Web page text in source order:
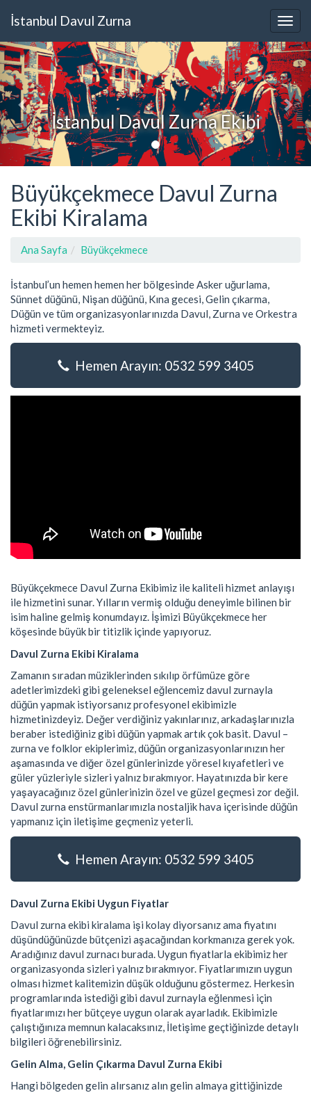
İstanbul Davul Zurna
İstanbul Davul Zurna Ekibi
Büyükçekmece Davul Zurna
Ekibi Kiralama
Ana Sayfa Büyükçekmece
İstanbul’un hemen hemen her bölgesinde Asker uğurlama,
Sünnet düğünü, Nişan düğünü, Kına gecesi, Gelin çıkarma,
Düğün ve tüm organizasyonlarınızda Davul, Zurna ve Orkestra
hizmeti vermekteyiz.
Hemen Arayın: 0532 599 3405
Büyükçekmece Davul Zurna Ekibimiz ile kaliteli hizmet anlayışı
ile hizmetini sunar. Yılların vermiş olduğu deneyimle bilinen bir
isim haline gelmiş konumdayız. İşimizi Büyükçekmece her
köşesinde büyük bir titizlik içinde yapıyoruz.
Davul Zurna Ekibi Kiralama
Zamanın sıradan müziklerinden sıkılıp örfümüze göre
adetlerimizdeki gibi geleneksel eğlencemiz davul zurnayla
düğün yapmak istiyorsanız profesyonel ekibimizle
hizmetinizdeyiz. Değer verdiğiniz yakınlarınız, arkadaşlarınızla
beraber istediğiniz gibi düğün yapmak artık çok basit. Davul –
zurna ve folklor ekiplerimiz, düğün organizasyonlarınızın her
aşamasında ve diğer özel günlerinizde yöresel kıyafetleri ve
güler yüzleriyle sizleri yalnız bırakmıyor. Hayatınızda bir kere
yaşayacağınız özel günlerinizin özel ve güzel geçmesi zor değil.
Davul zurna enstürmanlarımızla nostaljik hava içerisinde düğün
yapmanız için iletişime geçmeniz yeterli.
Hemen Arayın: 0532 599 3405
Davul Zurna Ekibi Uygun Fiyatlar
Davul zurna ekibi kiralama işi kolay diyorsanız ama fiyatını
düşündüğünüzde bütçenizi aşacağından korkmanıza gerek yok.
Aradığınız davul zurnacı burada. Uygun fiyatlarla ekibimiz her
organizasyonda sizleri yalnız bırakmıyor. Fiyatlarımızın uygun
olması hizmet kalitemizin düşük olduğunu göstermez. Herkesin
programlarında istediği gibi davul zurnayla eğlenmesi için
fiyatlarımızı her bütçeye uygun olarak ayarladık. Ekibimizle
çalıştığınıza memnun kalacaksınız, İletişime geçtiğinizde detaylı
bilgileri öğrenebilirsiniz.
Gelin Alma, Gelin Çıkarma Davul Zurna Ekibi
Hangi bölgeden gelin alırsanız alın gelin almaya gittiğinizde